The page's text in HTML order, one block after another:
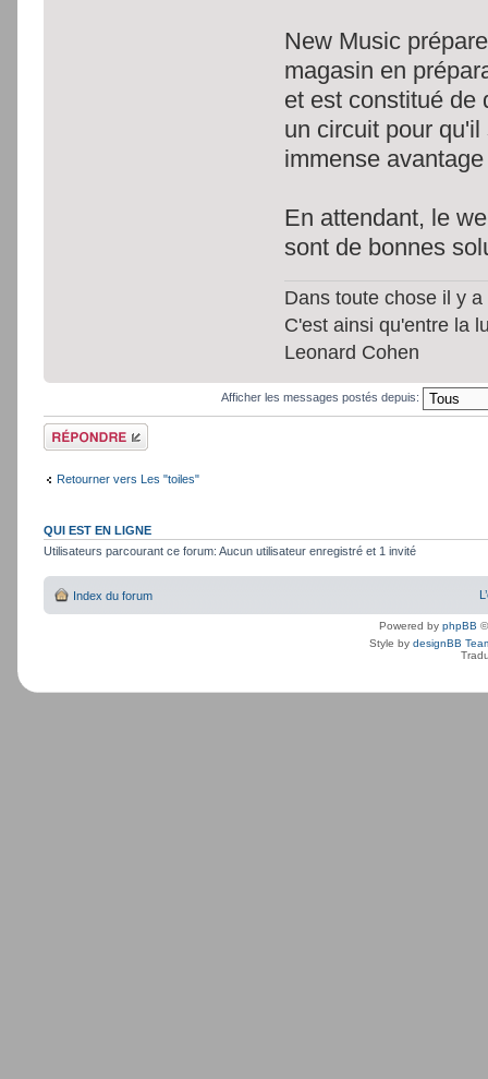
New Music
magasin en
et est constitué de
un circuit pour
immense
En attendant, le
sont de bonnes
Dans toute chose il y
C'est ainsi qu'entre la
Leonard Cohen
Afficher les messages postés depuis:
Répondre
Retourner vers Les "toiles"
QUI EST EN LIGNE
Utilisateurs parcourant ce forum: Aucun utilisateur enregistré et 1 invité
Index du forum
Powered by phpBB
Style by designBB